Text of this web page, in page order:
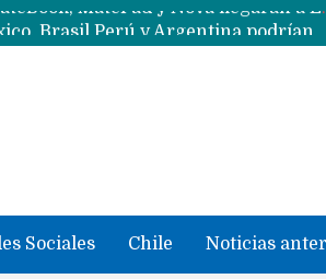
Fabricantes suben
Sociales Chile Noticias